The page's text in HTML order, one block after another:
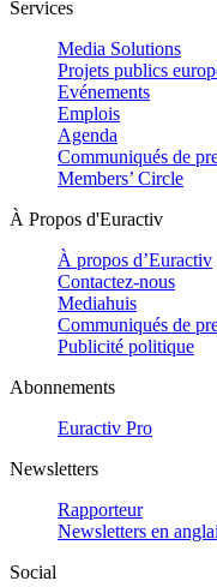
Services
Media Solutions
Projets publics
Evénements
Emplois
Agenda
Communiqués de
Members’ Circle
À Propos d'Euractiv
À propos d’Euractiv
Contactez-nous
Mediahuis
Communiqués de
Publicité politique
Abonnements
Euractiv Pro
Newsletters
Rapporteur
Newsletters en
Social